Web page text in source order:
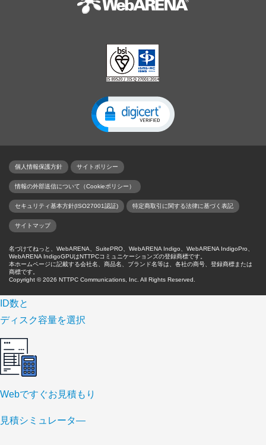
個人情報保護方針 サイトポリシー
情報の外部送信について（Cookieポリシー）
セキュリティ基本方針(ISO27001認証) 特定商取引に関する法律に基づく表記
サイトマップ
名づけてねっと、WebARENA、SuitePRO、WebARENA Indigo、WebARENA IndigoPro、
WebARENA IndigoGPUはNTTPCコミュニケーションズの登録商標です。
本ホームページに記載する会社名、商品名、ブランド名等は、各社の商号、登録商標または
商標です。
Copyright ©2026 NTTPC Communications, Inc. All Rights Reserved.
ID数と
ディスク容量を選択
Webですぐお見積もり
見積シミュレータ―